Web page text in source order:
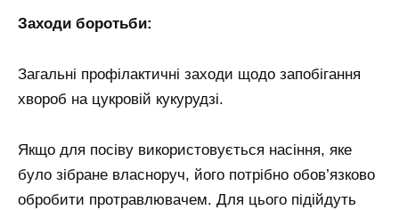
Заходи боротьби:
Загальні профілактичні заходи щодо запобігання
хвороб на цукровій кукурудзі.
Якщо для посіву використовується насіння, яке
було зібране власноруч, його потрібно обов’язково
обробити протравлювачем. Для цього підійдуть